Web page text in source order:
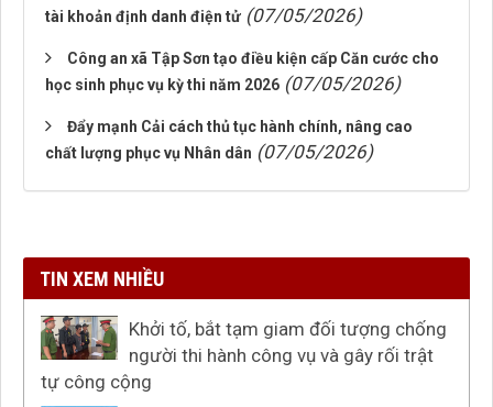
tài khoản định danh điện tử (07/05/2026)
Công an xã Tập Sơn tạo điều kiện cấp Căn cước cho
học sinh phục vụ kỳ thi năm 2026 (07/05/2026)
Đẩy mạnh Cải cách thủ tục hành chính, nâng cao
chất lượng phục vụ Nhân dân (07/05/2026)
TIN XEM NHIỀU
Khởi tố, bắt tạm giam đối tượng chống
người thi hành công vụ và gây rối trật
tự công cộng